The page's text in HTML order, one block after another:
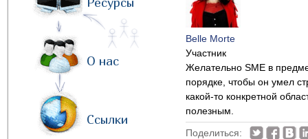
О нас
Ссылки
Belle Morte
Участник
Желательно SME в
порядке, чтобы он умел
какой-то конкретной
полезным.
Поделиться: